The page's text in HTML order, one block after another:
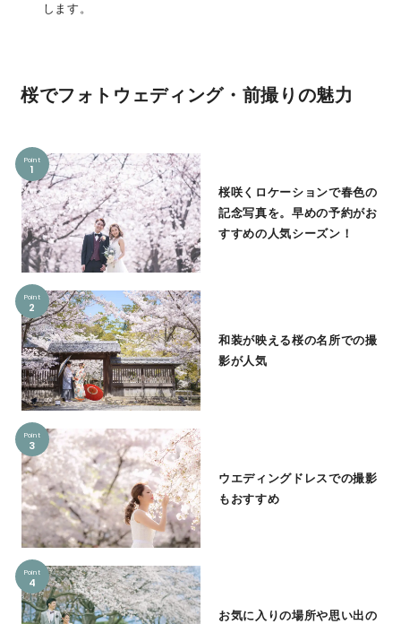
します。
桜でフォトウェディング・前撮りの魅力
Point
1
桜咲くロケーションで春色の
記念写真を。早めの予約がお
すすめの人気シーズン！
Point
2
和装が映える桜の名所での撮
影が人気
Point
3
ウエディングドレスでの撮影
もおすすめ
Point
4
お気に入りの場所や思い出の